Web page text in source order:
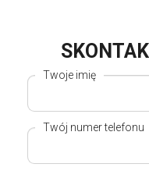
Twoje imię
Twój numer telefonu